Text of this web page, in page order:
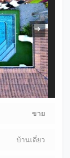
ขาย
บ้านเดี่ยว